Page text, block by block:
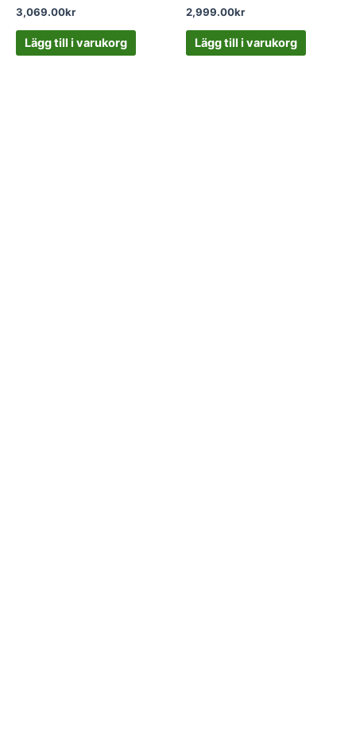
3,069.00kr
Lägg till i varukorg
2,999.00kr
Lägg till i varukorg